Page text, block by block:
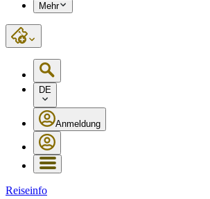
Mehr
DE
Anmeldung
Reiseinfo